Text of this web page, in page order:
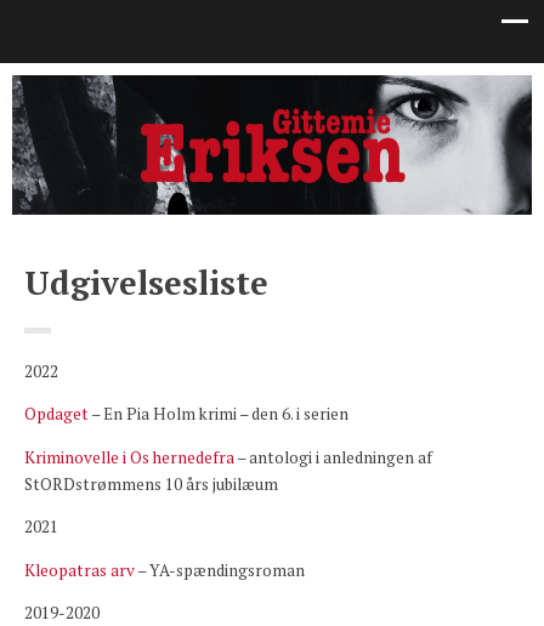
Udgivelsesliste
2022
Opdaget– En Pia Holm krimi – den 6. i serien
Kriminovelle i Os hernedefra– antologi i anledningen af
StORDstrømmens 10 års jubilæum
2021
Kleopatras arv– YA-spændingsroman
2019-2020